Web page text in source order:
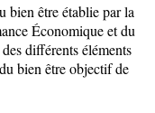
bien être établie par la
Économique et du
différents éléments
bien être objectif de